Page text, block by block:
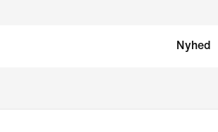
Nyhed